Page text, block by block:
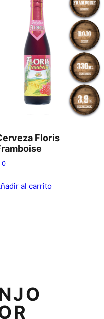
Floris
al carrito